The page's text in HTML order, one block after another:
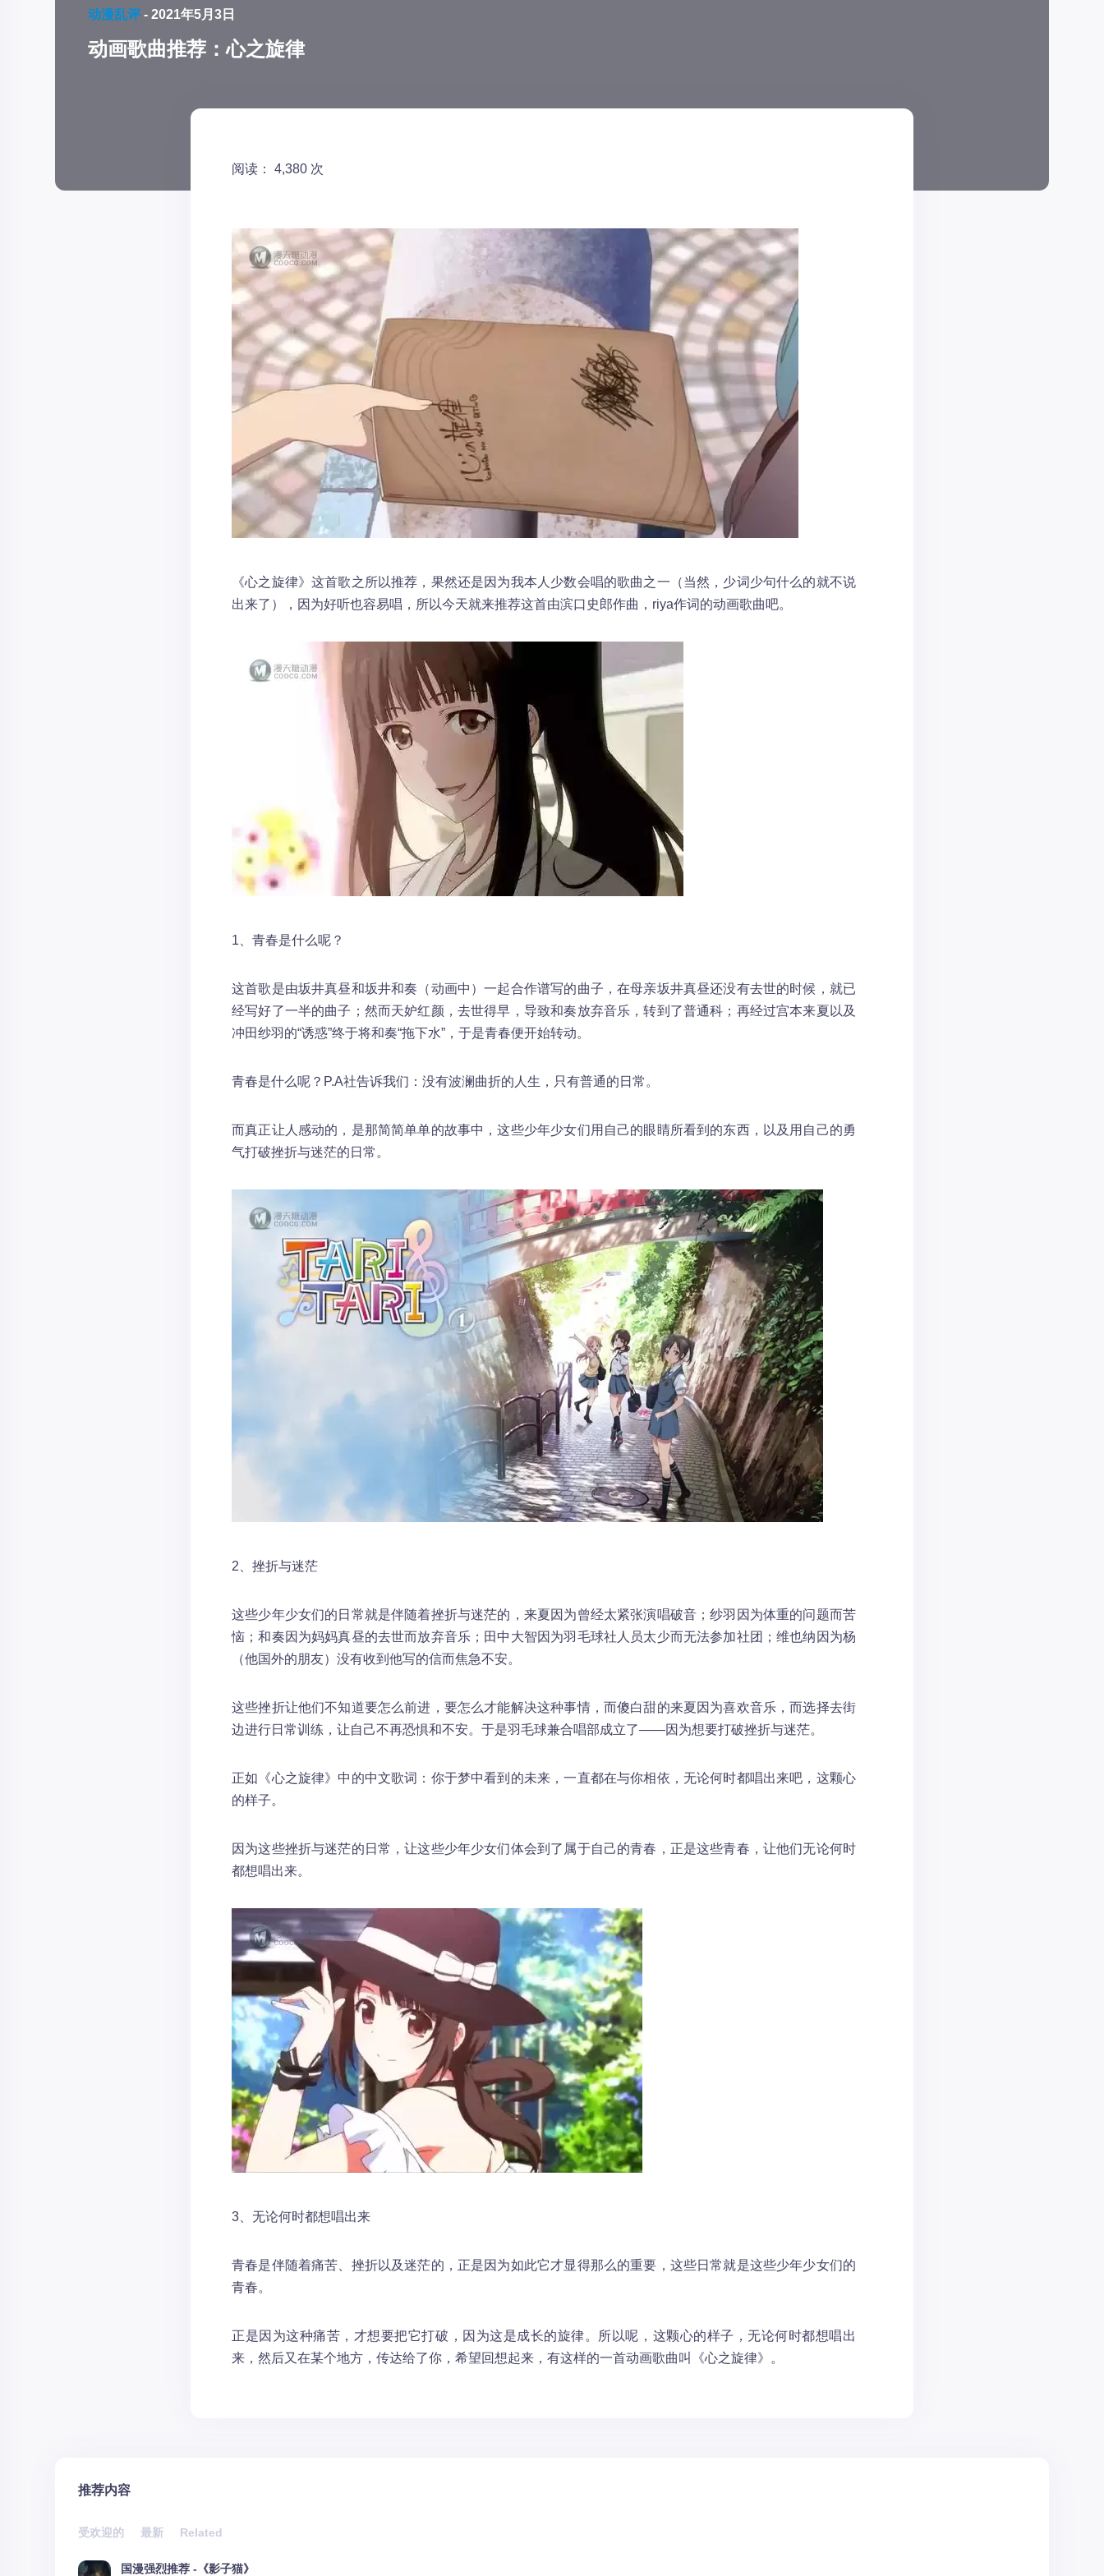
动漫乱评 - 2021年5月3日
动画歌曲推荐：心之旋律
阅读： 4,380 次
《心之旋律》这首歌之所以推荐，果然还是因为我本人少数会唱的歌曲之一（当然，少词少句什么的就不说
出来了），因为好听也容易唱，所以今天就来推荐这首由滨口史郎作曲，riya作词的动画歌曲吧。
1、青春是什么呢？
这首歌是由坂井真昼和坂井和奏（动画中）一起合作谱写的曲子，在母亲坂井真昼还没有去世的时候，就已
经写好了一半的曲子；然而天妒红颜，去世得早，导致和奏放弃音乐，转到了普通科；再经过宫本来夏以及
冲田纱羽的“诱惑”终于将和奏“拖下水”，于是青春便开始转动。
青春是什么呢？P.A社告诉我们：没有波澜曲折的人生，只有普通的日常。
而真正让人感动的，是那简简单单的故事中，这些少年少女们用自己的眼睛所看到的东西，以及用自己的勇
气打破挫折与迷茫的日常。
2、挫折与迷茫
这些少年少女们的日常就是伴随着挫折与迷茫的，来夏因为曾经太紧张演唱破音；纱羽因为体重的问题而苦
恼；和奏因为妈妈真昼的去世而放弃音乐；田中大智因为羽毛球社人员太少而无法参加社团；维也纳因为杨
（他国外的朋友）没有收到他写的信而焦急不安。
这些挫折让他们不知道要怎么前进，要怎么才能解决这种事情，而傻白甜的来夏因为喜欢音乐，而选择去街
边进行日常训练，让自己不再恐惧和不安。于是羽毛球兼合唱部成立了——因为想要打破挫折与迷茫。
正如《心之旋律》中的中文歌词：你于梦中看到的未来，一直都在与你相依，无论何时都唱出来吧，这颗心
的样子。
因为这些挫折与迷茫的日常，让这些少年少女们体会到了属于自己的青春，正是这些青春，让他们无论何时
都想唱出来。
3、无论何时都想唱出来
青春是伴随着痛苦、挫折以及迷茫的，正是因为如此它才显得那么的重要，这些日常就是这些少年少女们的
青春。
正是因为这种痛苦，才想要把它打破，因为这是成长的旋律。所以呢，这颗心的样子，无论何时都想唱出
来，然后又在某个地方，传达给了你，希望回想起来，有这样的一首动画歌曲叫《心之旋律》。
推荐内容
受欢迎的 最新 Related
国漫强烈推荐 -《影子猫》